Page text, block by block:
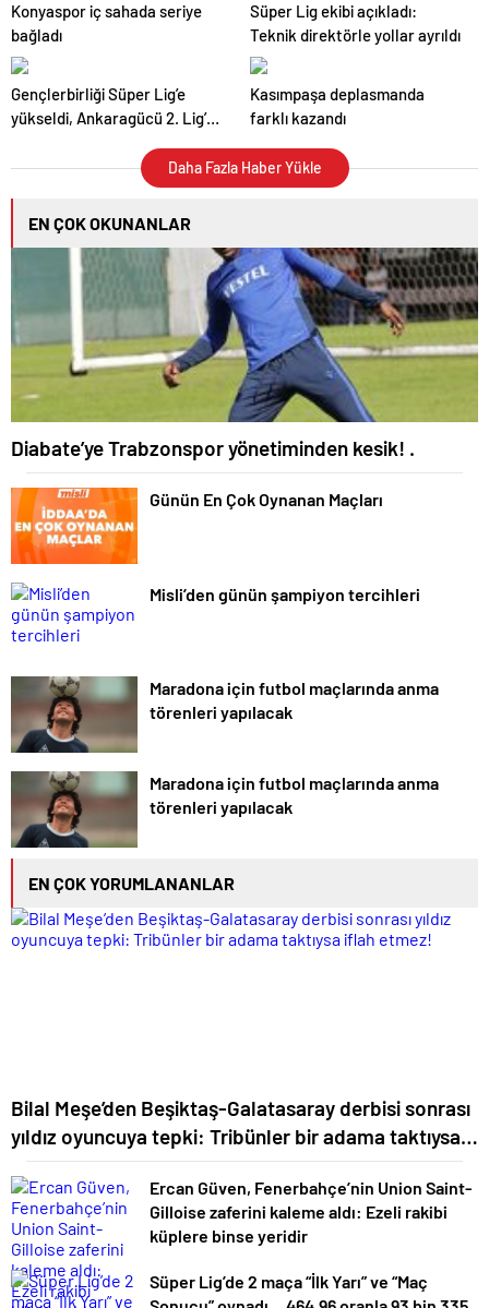
Konyaspor iç sahada seriye
bağladı
Süper Lig ekibi açıkladı:
Teknik direktörle yollar ayrıldı
Gençlerbirliği Süper Lig’e
yükseldi, Ankaragücü 2. Lig’e
Kasımpaşa deplasmanda
farklı kazandı
Daha Fazla Haber Yükle
EN ÇOK OKUNANLAR
Diabate’ye Trabzonspor yönetiminden kesik! .
Günün En Çok Oynanan Maçları
Misli’den günün şampiyon tercihleri
Maradona için futbol maçlarında anma
törenleri yapılacak
Maradona için futbol maçlarında anma
törenleri yapılacak
EN ÇOK YORUMLANANLAR
Bilal Meşe’den Beşiktaş-Galatasaray derbisi sonrası
yıldız oyuncuya tepki: Tribünler bir adama taktıysa
iflah etmez!
Ercan Güven, Fenerbahçe’nin Union Saint-
Gilloise zaferini kaleme aldı: Ezeli rakibi
küplere binse yeridir
Süper Lig’de 2 maça “İlk Yarı” ve “Maç